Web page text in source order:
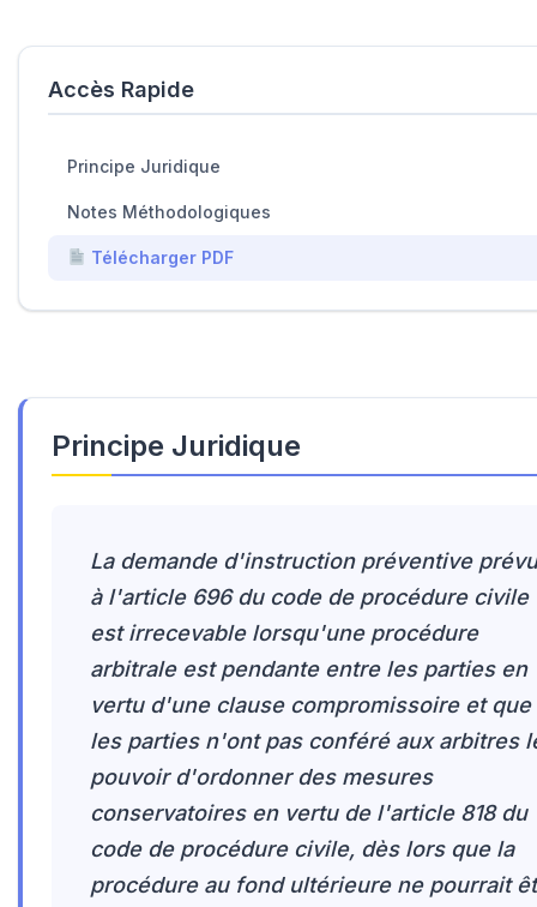
Principe Juridique
La demande d'instruction préventive
à l'article 696 du code de procédure civile
est irrecevable lorsqu'une procédure
arbitrale est pendante entre les parties en
vertu d'une clause compromissoire et que
les parties n'ont pas conféré aux arbitres
pouvoir d'ordonner des mesures
conservatoires en vertu de l'article 818 du
code de procédure civile, dès lors que la
procédure au fond ultérieure ne pourrait
Accès Rapide
Principe Juridique
Notes Méthodologiques
Télécharger PDF